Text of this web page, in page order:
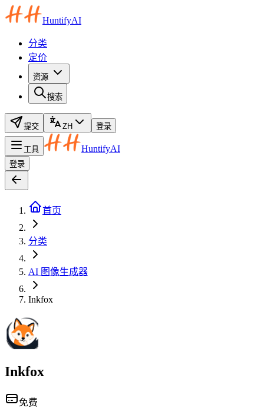
HuntifyAI
分类
定价
资源
搜索
提交 ZH 登录
工具 HuntifyAI
登录
首页
分类
AI 图像生成器
Inkfox
Inkfox
免费